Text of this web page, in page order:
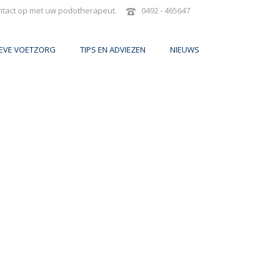
0492 - 465647
op met uw podotherapeut.
VOETZORG TIPS EN ADVIEZEN NIEUWS